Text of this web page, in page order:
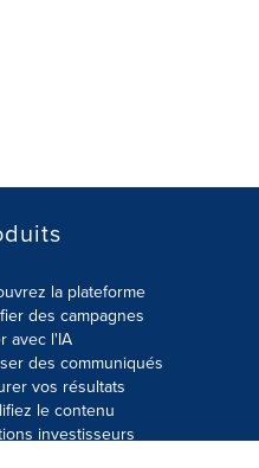
la plateforme
des campagnes
avec l'IA
des communiqués
vos résultats
le contenu
investisseurs